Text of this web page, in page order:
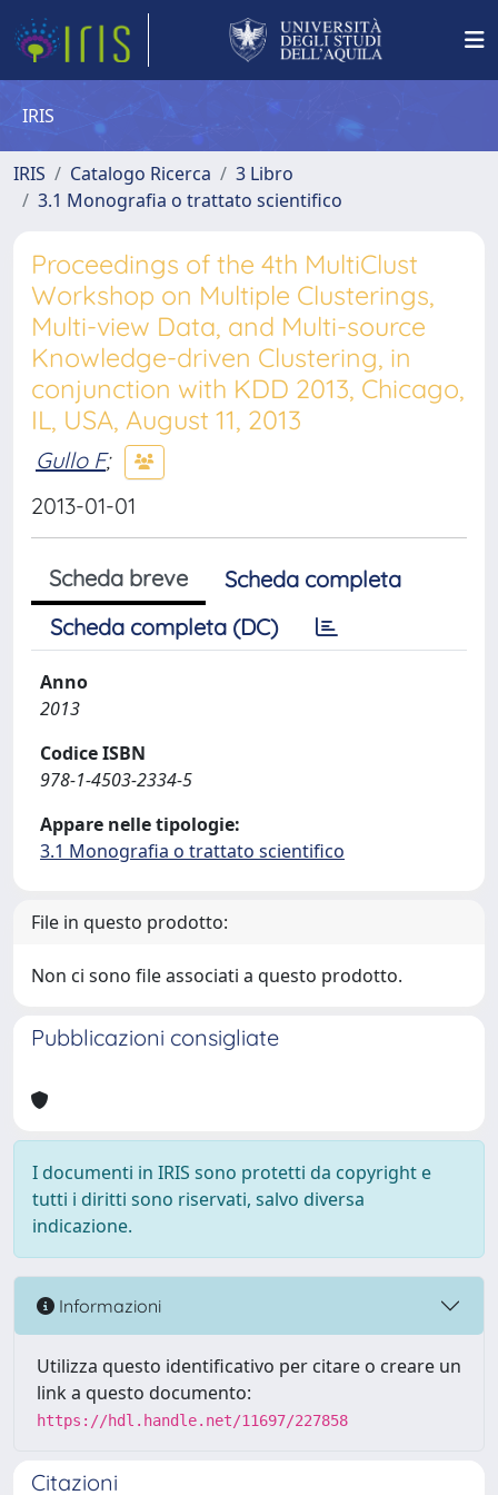
IRIS
IRIS Catalogo Ricerca
3 Libro
3.1 Monografia o trattato scientifico
Proceedings of the 4th MultiClust
Workshop on Multiple Clusterings,
Multi-view Data, and Multi-source
Knowledge-driven Clustering, in
conjunction with KDD 2013, Chicago,
IL, USA, August 11, 2013
Gullo F;
2013-01-01
Scheda breve
Scheda completa
Scheda completa (DC)
Anno
2013
Codice ISBN
978-1-4503-2334-5
Appare nelle tipologie:
3.1 Monografia o trattato scientifico
File in questo prodotto:
Non ci sono file associati a questo prodotto.
Pubblicazioni consigliate
I documenti in IRIS sono protetti da copyright e
tutti i diritti sono riservati, salvo diversa
indicazione.
Informazioni
Utilizza questo identificativo per citare o creare un
link a questo documento:
https://hdl.handle.net/11697/227858
Citazioni